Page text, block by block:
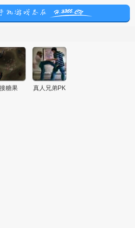
接糖果 真人兄弟PK